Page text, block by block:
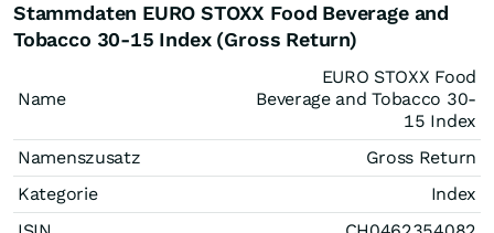
Stammdaten EURO STOXX Food Beverage and
Tobacco 30-15 Index (Gross Return)
Name
EURO STOXX Food
Beverage and Tobacco 30-
15 Index
Namenszusatz
Gross Return
Kategorie
Index